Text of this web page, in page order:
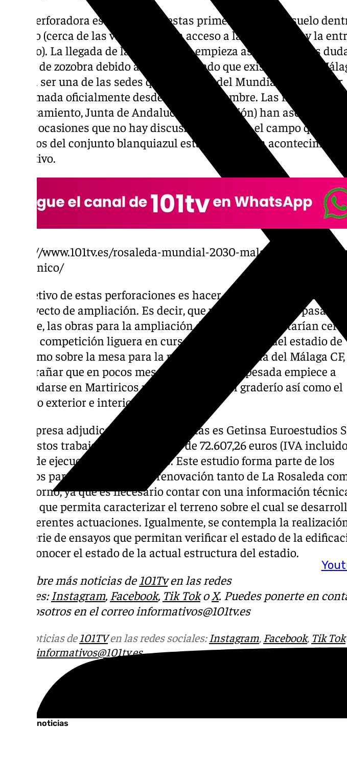
Una perforadora está haciendo estas primeras catas de suelo
recinto (cerca de las vallas que dan acceso a la instalación y la
estadio). La llegada de la maquinaria empieza así a disipar las
meses de zozobra debido al ruido de fondo que existe sobre si
podría ser una de las sedes que se cayera del Mundial pese a estar
confirmada oficialmente desde el 11 de diciembre. Las
(Ayuntamiento, Junta de Andalucía y Diputación) han aseverado en
varias ocasiones que no hay discusión sobre que el campo que
partidos del conjunto blanquiazul estará en el gran acontecimiento
deportivo.
https://www.101tv.es/rosaleda-mundial-2030-malaga-adjudica-
geotecnico/
El objetivo de estas perforaciones es hacer el estudio de viabilidad
el proyecto de ampliación. Es decir, que una vez cumplido pasado
trámite, las obras para la ampliación de La Rosaleda estarían
Con la competición liguera en curso y la alternativa del estadio de
atletismo sobre la mesa para la próxima temporada del Málaga CF,
de extrañar que en pocos meses la maquinaria pesada empiece a
acomodarse en Martiricos para reconstruir el graderío así como el
aspecto exterior e interior del estadio.
La empresa adjudicataria de estas catas es Getinsa Euroestudios
hace estos trabajos por un importe de 72.607,26 euros (IVA
plazo de ejecución de tres meses. Este estudio forma parte de los
trabajos para la ampliación y renovación tanto de La Rosaleda
su entorno, ya que es necesario contar con una información
básica que permita caracterizar el terreno sobre el cual se
las diferentes actuaciones. Igualmente, se contempla la
una serie de ensayos que permitan verificar el estado de la
para conocer el estado de la actual estructura del estadio.
Descubre más noticias de 101Tven las redes
sociales: Instagram, Facebook, Tik Toko X. Puedes ponerte en
con nosotros en el correo informativos@101tv.es
Más noticias de 101TVen las redes sociales: Instagram, Facebook, Tik Tok
informativos@101tv.es
Últimas noticias